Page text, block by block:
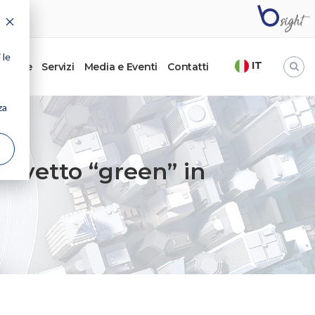
le
Servizi Media e Eventi Contatti IT
“green” in